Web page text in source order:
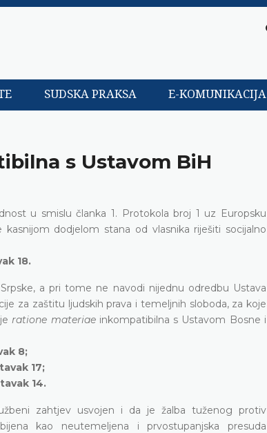
SUDSKA PRAKSA E-KOMUNIKACIJA
s Ustavom BiH
u smislu članka 1. Protokola broj 1 uz Europsku
dodjelom stana od vlasnika riješiti socijalno
18.
a pri tome ne navodi nijednu odredbu Ustava
za zaštitu ljudskih prava i temeljnih sloboda, za koje
ratione materiae inkompatibilna s Ustavom Bosne i
8;
17;
14.
zahtjev usvojen i da je žalba tuženog protiv
kao neutemeljena i prvostupanjska presuda